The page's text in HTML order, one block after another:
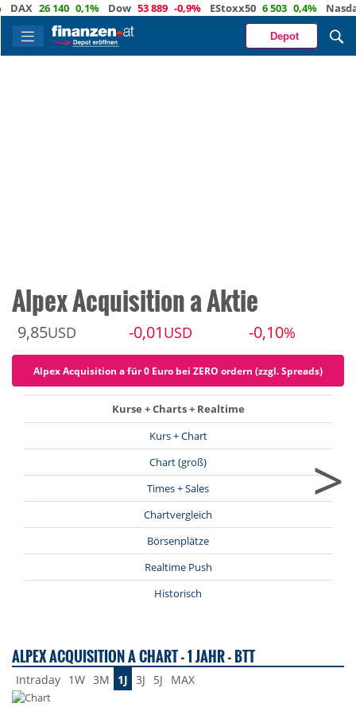
26 140 0,1% Dow 53 889 -0,9% EStoxx50 6 503 0,4% Nasdaq
Depot
Alpex Acquisition a Aktie
9,85USD -0,01 USD -0,10%
Alpex Acquisition a für 0 Euro bei ZERO ordern (zzgl. Spreads)
Kurse + Charts + Realtime
Kurs + Chart
Chart (groß)
Times + Sales
Chartvergleich
Börsenplätze
Realtime Push
Historisch
>
ALPEX ACQUISITION A CHART - 1 JAHR - BTT
Intraday 1W 3M 1J 3J 5J MAX